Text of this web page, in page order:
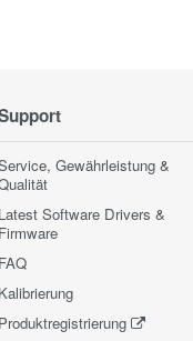
Gewährleistung &
Software Drivers &